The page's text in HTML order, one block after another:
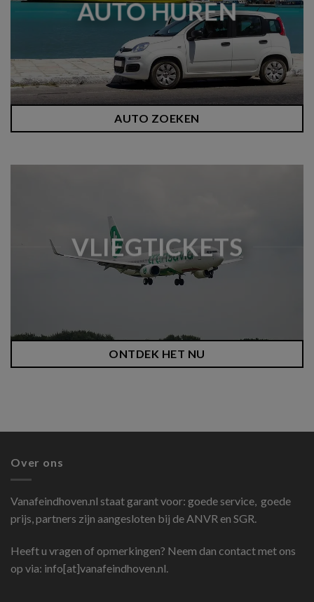
AUTO HUREN
AUTO ZOEKEN
VLIEGTICKETS
ONTDEK HET NU
Over ons
Vanafeindhoven.nl staat garant voor: goede service, goede
prijs, partners zijn aangesloten bij de ANVR en SGR.
Heeft u vragen of opmerkingen? Neem dan contact met ons
op via: info[at]vanafeindhoven.nl.